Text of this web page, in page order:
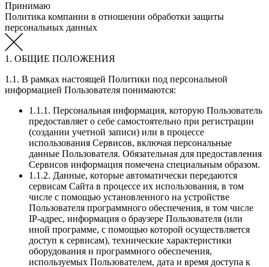
Принимаю
Политика компании в отношении обработки защиты
персональных данных
1. ОБЩИЕ ПОЛОЖЕНИЯ
1.1. В рамках настоящей Политики под персональной
информацией Пользователя понимаются:
1.1.1. Персональная информация, которую Пользователь
предоставляет о себе самостоятельно при регистрации
(создании учетной записи) или в процессе
использования Сервисов, включая персональные
данные Пользователя. Обязательная для предоставления
Сервисов информация помечена специальным образом.
1.1.2. Данные, которые автоматически передаются
сервисам Сайта в процессе их использования, в том
числе с помощью установленного на устройстве
Пользователя программного обеспечения, в том числе
IP-адрес, информация о браузере Пользователя (или
иной программе, с помощью которой осуществляется
доступ к сервисам), технические характеристики
оборудования и программного обеспечения,
используемых Пользователем, дата и время доступа к